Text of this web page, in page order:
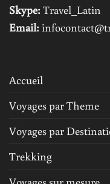
Skype:Travel_Latin
Email:
Accueil
Voyages par Theme
Voyages par
Trekking